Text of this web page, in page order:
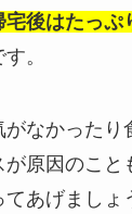
宅後はたっぷ
。
なかったり
が原因のこと
あげましょ